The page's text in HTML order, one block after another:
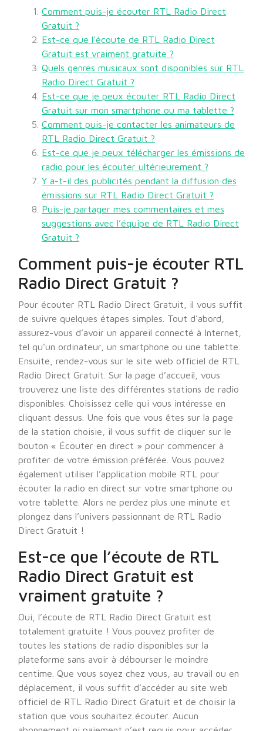
Comment puis-je écouter RTL Radio Direct
Gratuit ?
Est-ce que l’écoute de RTL Radio Direct
Gratuit est vraiment gratuite ?
Quels genres musicaux sont disponibles sur RTL
Radio Direct Gratuit ?
Est-ce que je peux écouter RTL Radio Direct
Gratuit sur mon smartphone ou ma tablette ?
Comment puis-je contacter les animateurs de
RTL Radio Direct Gratuit ?
Est-ce que je peux télécharger les émissions de
radio pour les écouter ultérieurement ?
Y a-t-il des publicités pendant la diffusion des
émissions sur RTL Radio Direct Gratuit ?
Puis-je partager mes commentaires et mes
suggestions avec l’équipe de RTL Radio Direct
Gratuit ?
Comment puis-je écouter RTL
Radio Direct Gratuit ?
Pour écouter RTL Radio Direct Gratuit, il vous suffit
de suivre quelques étapes simples. Tout d’abord,
assurez-vous d’avoir un appareil connecté à Internet,
tel qu’un ordinateur, un smartphone ou une tablette.
Ensuite, rendez-vous sur le site web officiel de RTL
Radio Direct Gratuit. Sur la page d’accueil, vous
trouverez une liste des différentes stations de radio
disponibles. Choisissez celle qui vous intéresse en
cliquant dessus. Une fois que vous êtes sur la page
de la station choisie, il vous suffit de cliquer sur le
bouton « Écouter en direct » pour commencer à
profiter de votre émission préférée. Vous pouvez
également utiliser l’application mobile RTL pour
écouter la radio en direct sur votre smartphone ou
votre tablette. Alors ne perdez plus une minute et
plongez dans l’univers passionnant de RTL Radio
Direct Gratuit !
Est-ce que l’écoute de RTL
Radio Direct Gratuit est
vraiment gratuite ?
Oui, l’écoute de RTL Radio Direct Gratuit est
totalement gratuite ! Vous pouvez profiter de
toutes les stations de radio disponibles sur la
plateforme sans avoir à débourser le moindre
centime. Que vous soyez chez vous, au travail ou en
déplacement, il vous suffit d’accéder au site web
officiel de RTL Radio Direct Gratuit et de choisir la
station que vous souhaitez écouter. Aucun